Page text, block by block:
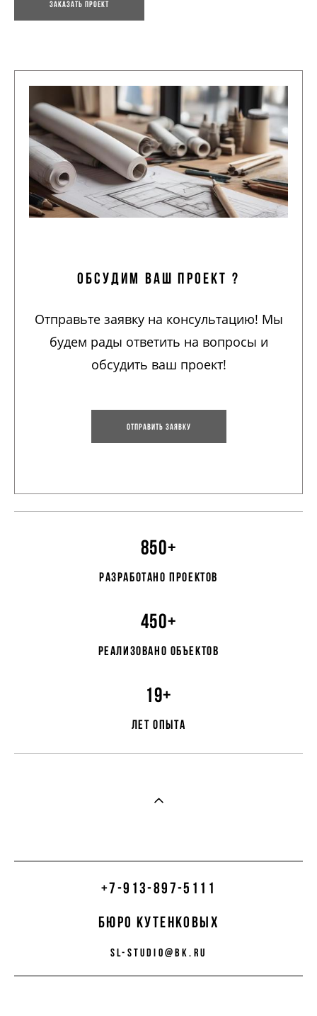
Заказать проект
обсудим ваш проект ?
Отправьте заявку на консультацию! Мы
будем рады ответить на вопросы и
обсудить ваш проект!
Отправить заявку
850+
разработано проектов
450+
реализовано объектов
19+
лет опыта
+7-913-897-5111
бюро кутенковых
sl-studio@bk.ru